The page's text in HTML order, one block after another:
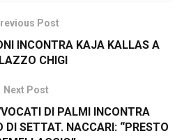
Post
INCONTRA KAJA KALLAS A
CHIGI
Next Post
DI PALMI INCONTRA
DI SETTAT. NACCARI: “PRESTO